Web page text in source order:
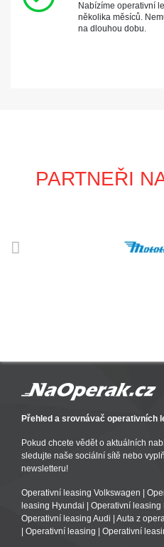
Nabízíme operativní
několika měsíců.
na dlouhou dobu.
PARTNEŘI
Přehled a srovnávač operativních
Pokud chcete vědět o aktuálních
sledujte naše sociální sítě nebo
newsletteru!
Operativní leasing Volkswagen
leasing Hyundai
Operativní leasing
Operativní leasing Audi
Auta z
Operativní leasing Operativní